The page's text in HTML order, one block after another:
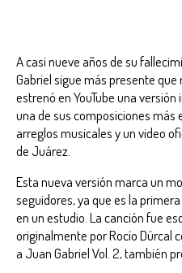
A casi nueve años de su
Gabriel sigue más presente que
estrenó en YouTube una
una de sus composiciones más
arreglos musicales y un video
de Juárez.
Esta nueva versión marca un
seguidores, ya que es la
en un estudio. La canción fue
originalmente por Rocío Dúrcal
a Juan Gabriel Vol. 2, también